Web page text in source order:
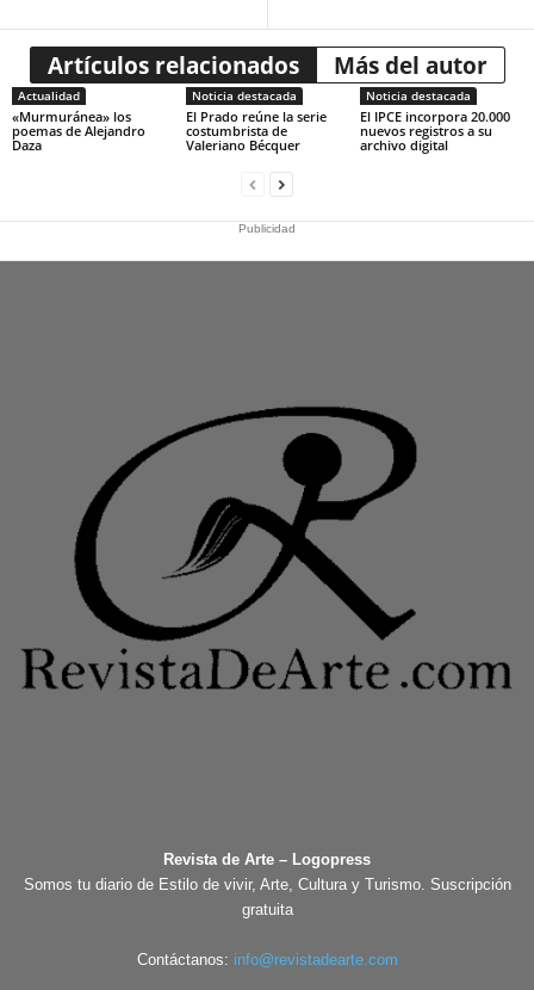
Artículos relacionados Más del autor
Actualidad
«Murmuránea» los
poemas de Alejandro
Daza
Noticia destacada
El Prado reúne la serie
costumbrista de
Valeriano Bécquer
Noticia destacada
El IPCE incorpora 20.000
nuevos registros a su
archivo digital
Publicidad
Revista de Arte – Logopress
Somos tu diario de Estilo de vivir, Arte, Cultura y Turismo. Suscripción
gratuita
Contáctanos: info@revistadearte.com